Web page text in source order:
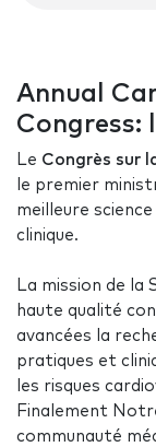
Annual
Congress:
Le Congrès sur
le premier
meilleure
clinique.
La mission de la
haute qualité
avancées la
pratiques et
les risques
Finalement
communauté